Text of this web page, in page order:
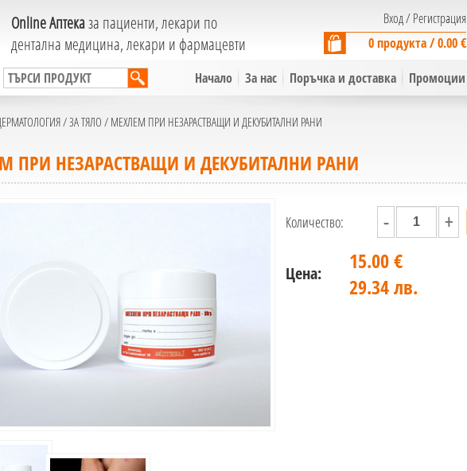
Online Аптеказа пациенти, лекари по
дентална медицина, лекари и фармацевти
Вход/Регистрация
0 продукта / 0.00 €
Начало
За нас Поръчка и доставка Промоции
/ЗА ТЯЛО / МЕХЛЕМ ПРИ НЕЗАРАСТВАЩИ И ДЕКУБИТАЛНИ РАНИ
ПРИ НЕЗАРАСТВАЩИ И ДЕКУБИТАЛНИ РАНИ
Количество: +
-
Цена:
15.00 €
29.34 лв.